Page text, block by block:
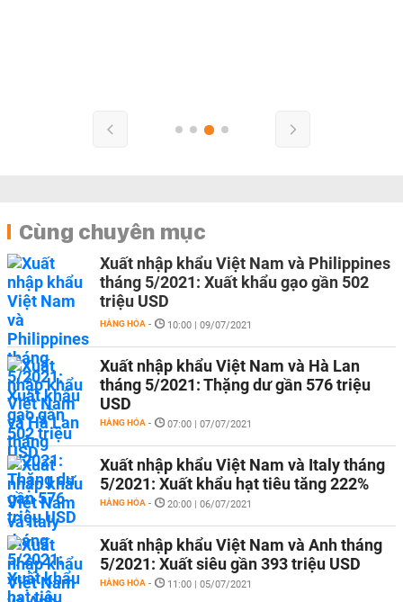
Cùng chuyên mục
Xuất nhập khẩu Việt Nam và Philippines
tháng 5/2021: Xuất khẩu gạo gần 502
triệu USD
HÀNG HÓA - 10:00 | 09/07/2021
Xuất nhập khẩu Việt Nam và Hà Lan
tháng 5/2021: Thặng dư gần 576 triệu
USD
HÀNG HÓA - 07:00 | 07/07/2021
Xuất nhập khẩu Việt Nam và Italy tháng
5/2021: Xuất khẩu hạt tiêu tăng 222%
HÀNG HÓA - 20:00 | 06/07/2021
Xuất nhập khẩu Việt Nam và Anh tháng
5/2021: Xuất siêu gần 393 triệu USD
HÀNG HÓA - 11:00 | 05/07/2021